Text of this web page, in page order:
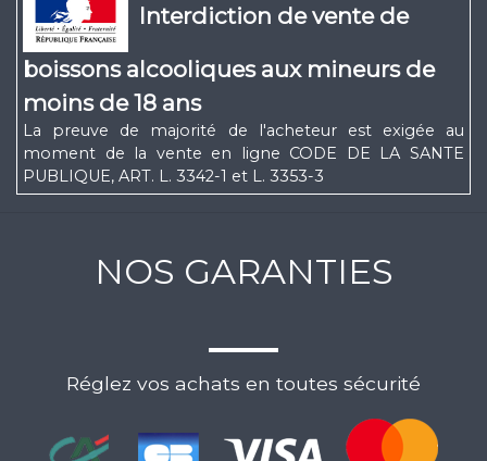
Interdiction de vente de
boissons alcooliques aux mineurs de
moins de 18 ans
La preuve de majorité de l'acheteur est exigée au
moment de la vente en ligne CODE DE LA SANTE
PUBLIQUE, ART. L. 3342-1 et L. 3353-3
NOS GARANTIES
Réglez vos achats en toutes sécurité